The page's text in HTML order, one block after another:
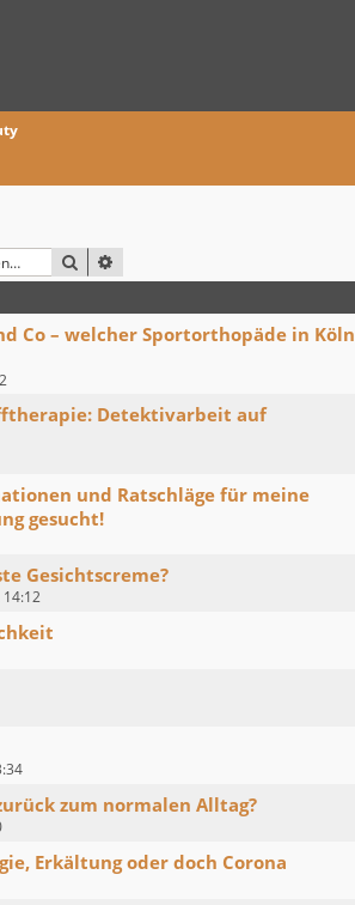
SUCHE
Co – welcher Sportorthopäde in Köln
Detektivarbeit auf
und Ratschläge für meine
gesucht!
Gesichtscreme?
14:12
zum normalen Alltag?
Erkältung oder doch Corona